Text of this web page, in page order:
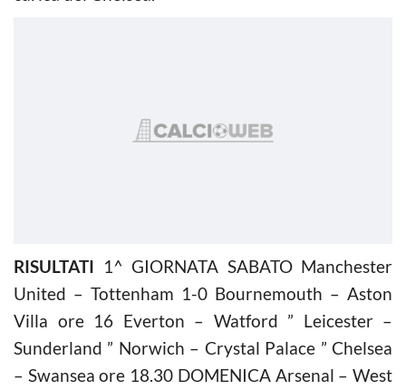
RISULTATI 1^ GIORNATA SABATO Manchester
United – Tottenham 1-0 Bournemouth – Aston
Villa ore 16 Everton – Watford ” Leicester –
Sunderland ” Norwich – Crystal Palace ” Chelsea
– Swansea ore 18.30 DOMENICA Arsenal – West